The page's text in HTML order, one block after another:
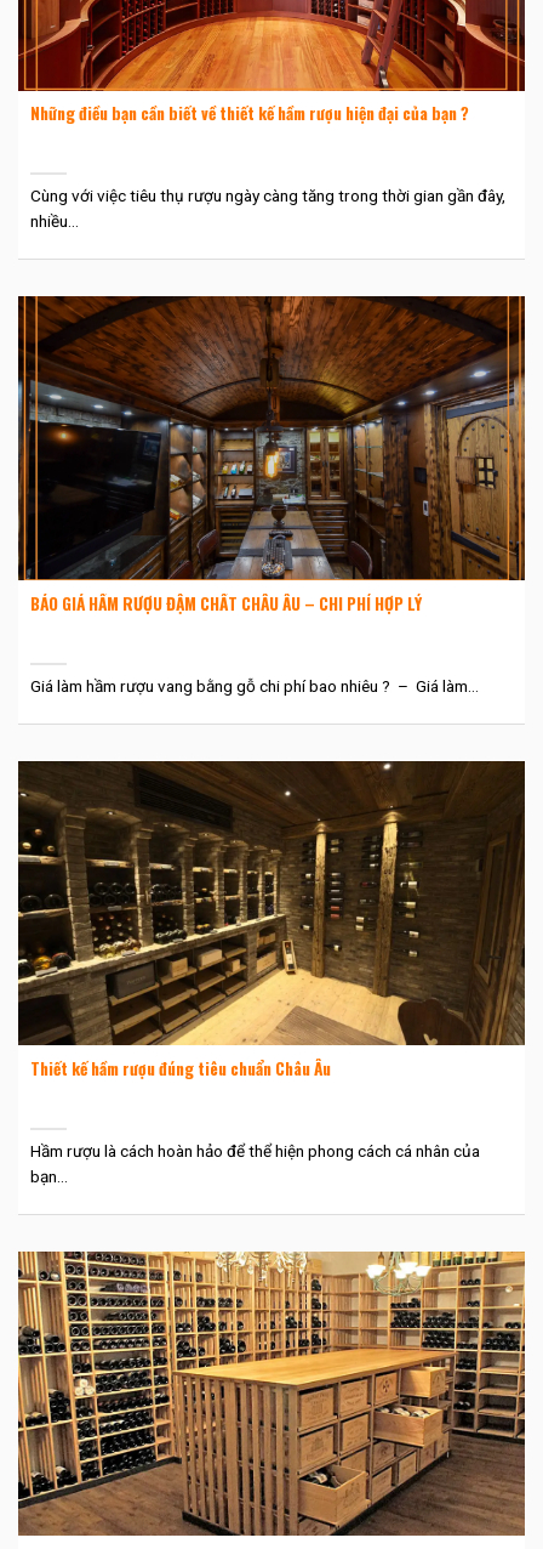
Những điều bạn cần biết về thiết kế hầm rượu hiện đại của bạn ?
Cùng với việc tiêu thụ rượu ngày càng tăng trong thời gian gần đây,
nhiều...
BÁO GIÁ HẦM RƯỢU ĐẬM CHẤT CHÂU ÂU – CHI PHÍ HỢP LÝ
Giá làm hầm rượu vang bằng gỗ chi phí bao nhiêu ? – Giá làm...
Thiết kế hầm rượu đúng tiêu chuẩn Châu Âu
Hầm rượu là cách hoàn hảo để thể hiện phong cách cá nhân của
bạn...